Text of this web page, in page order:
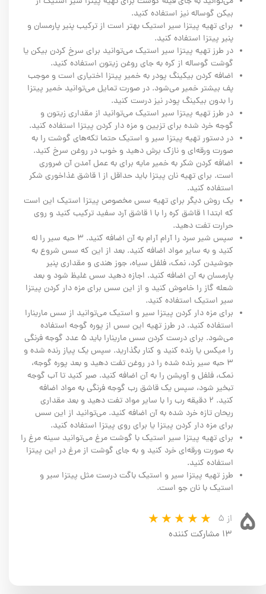
بیکن گوساله نیز استفاده کنید.
برای تهیه پیتزا سیر استیک بهتر است از ترکیب پنیر پارمسان و
پنیر پیتزا استفاده کنید.
در طرز تهیه پیتزا سیر استیک می‌توانید برای سرخ کردن بیکن یا
گوشت گوساله از کره به جای روغن زیتون استفاده کنید.
اضافه کردن بیکینگ پودر به خمیر پیتزا اختیاری است و موجب
پف بیشتر خمیر می‌شود. در صورت تمایل می‌توانید خمیر پیتزا
را بدون بیکینگ پودر نیز درست کنید.
در طرز تهیه پیتزا سیر استیک می‌توانید از مقداری زیتون و
گوجه خرد شده برای تزیین و مزه دار کردن پیتزا استفاده کنید.
در دستور تهیه پیتزا سیر و استیک حتما تکه‌های گوشت را به
صورت ورقه‌ای و نازک برش دهید و خوب در روغن سرخ کنید.
اضافه کردن شکر به خمیر مایه برای به عمل آمدن آن ضروری
است. برای تهیه نان پیتزا باید حداقل از ۱ قاشق غذاخوری شکر
استفاده کنید.
یک روش دیگر برای تهیه سس مخصوص پیتزا استیک این است
که ابتدا ۱ قاشق کره را با ۱ قاشق آرد سفید ترکیب کنید و روی
حرارت تفت دهید.
سپس شیر سرد را آرام آرام به آن اضافه کنید. ۳ حبه سیر را له
کنید و به سایر مواد اضافه کنید. بعد از این که سس شروع به
جوشیدن کرد، نمک، فلفل سیاه، جوز هندی و مقداری پنیر
پارمسان به آن اضافه کنید. اجازه دهید سس غلیظ شود و بعد
شعله گاز را خاموش کنید و از این سس برای مزه دار کردن پیتزا
سیر استیک استفاده کنید.
برای مزه دار کردن پیتزا سیر و استیک می‌توانید از سس مارینارا
استفاده کنید. در طرز تهیه این سس از پوره گوجه استفاده
می‌شود. برای درست کردن سس مارینارا باید ۵ عدد گوجه فرنگی
را میکس یا رنده کنید و کنار بگذارید. سپس یک پیاز رنده شده و
۳ حبه سیر رنده شده را در روغن تفت دهید و بعد پوره گوجه،
نمک، فلفل و آویشن را به آن اضافه کنید. صبر کنید تا آب گوجه
تبخیر شود، سپس یک قاشق رب گوجه فرنگی به مواد اضافه
کنید. ۲ دقیقه رب را با سایر مواد تفت دهید و بعد مقداری
ریحان تازه خرد شده به آن اضافه کنید. می‌توانید از این سس
برای مزه دار کردن پیتزا یا برای روی پیتزا استفاده کنید.
برای تهیه پیتزا سیر استیک با گوشت مرغ می‌توانید سینه مرغ را
به صورت ورقه‌ای خرد کنید و به جای گوشت از مرغ در این پیتزا
استفاده کنید.
طرز تهیه پیتزا سیر و استیک باگت درست مثل پیتزا سیر و
استیک با نان جو است.
۵ از ۵
۱۳ مشارکت کننده